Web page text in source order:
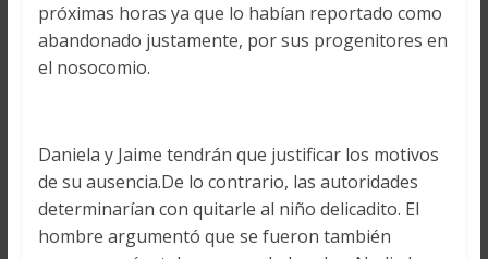
próximas horas ya que lo habían reportado como
abandonado justamente, por sus progenitores en
el nosocomio.
Daniela y Jaime tendrán que justificar los motivos
de su ausencia.De lo contrario, las autoridades
determinarían con quitarle al niño delicadito. El
hombre argumentó que se fueron también